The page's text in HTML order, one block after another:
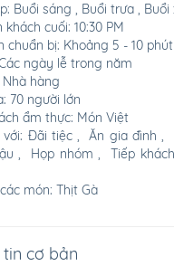
Buổi sáng , Buổi trưa , Buổi
khách cuối: 10:30 PM
chuẩn bị: Khoảng 5 - 10 phút
ngày lễ trong năm
hàng
70 người lớn
ẩm thực: Món Việt
với: Đãi tiệc , Ăn gia đình ,
, Họp nhóm , Tiếp
món: Thịt Gà
cơ bản